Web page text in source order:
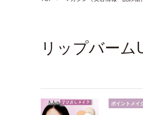
リップバーム
ポイントメイ